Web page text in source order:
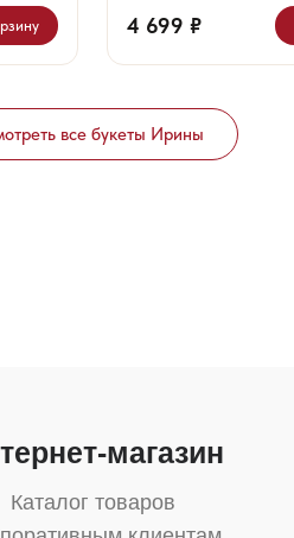
4 699 ₽
все букеты Ирины
магазин
Каталог товаров